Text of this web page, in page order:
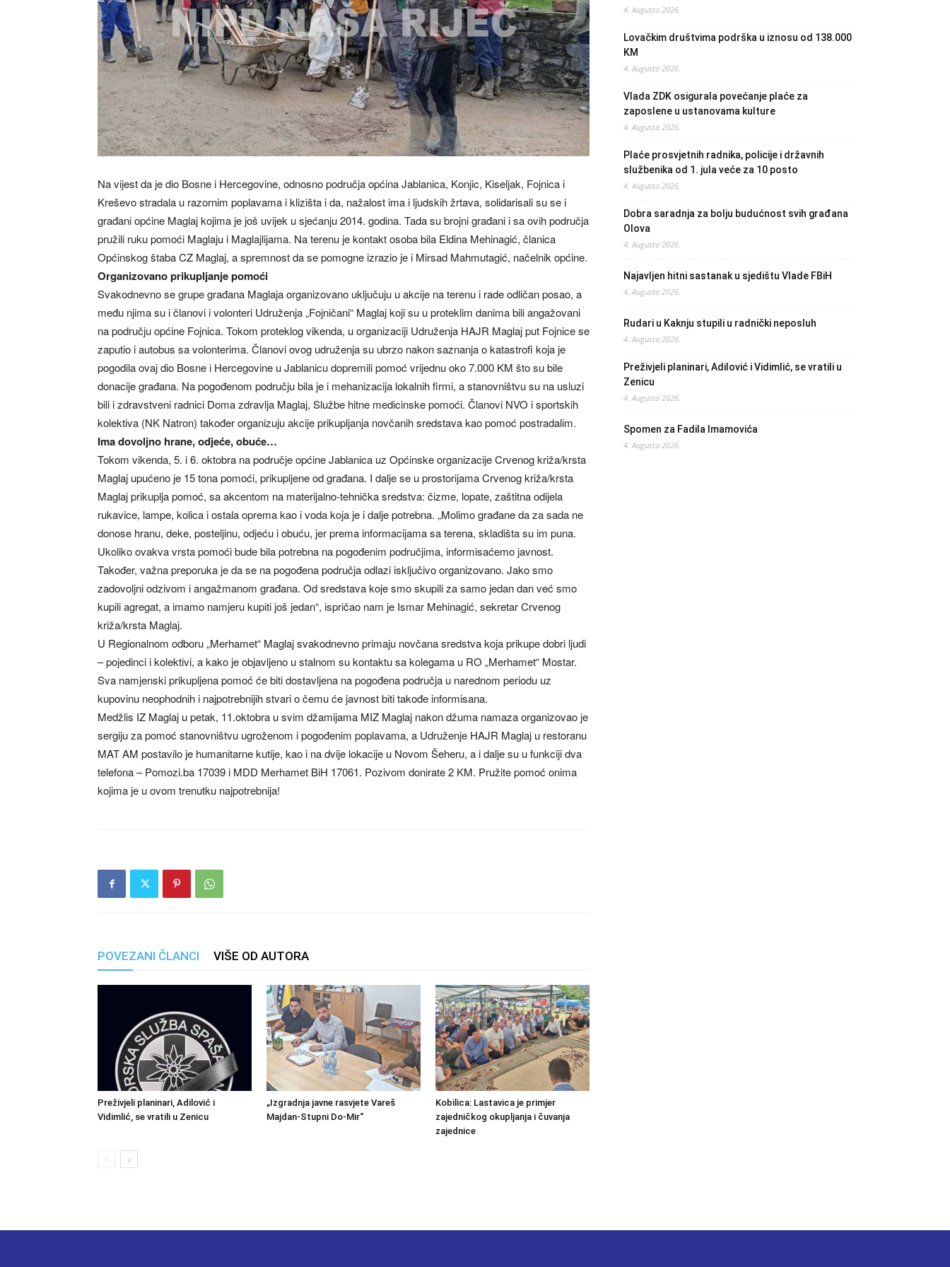
Na vijest da je dio Bosne i Hercegovine, odnosno područja općina Jablanica, Konjic, Kiseljak, Fojnica i
Kreševo stradala u razornim poplavama i klizišta i da, nažalost ima i ljudskih žrtava, solidarisali su se i
građani općine Maglaj kojima je još uvijek u sjećanju 2014. godina. Tada su brojni građani i sa ovih područja
pružili ruku pomoći Maglaju i Maglajlijama. Na terenu je kontakt osoba bila Eldina Mehinagić, članica
Općinskog štaba CZ Maglaj, a spremnost da se pomogne izrazio je i Mirsad Mahmutagić, načelnik općine.
Organizovano prikupljanje pomoći
Svakodnevno se grupe građana Maglaja organizovano uključuju u akcije na terenu i rade odličan posao, a
među njima su i članovi i volonteri Udruženja „Fojničani“ Maglaj koji su u proteklim danima bili angažovani
na području općine Fojnica. Tokom proteklog vikenda, u organizaciji Udruženja HAJR Maglaj put Fojnice se
zaputio i autobus sa volonterima. Članovi ovog udruženja su ubrzo nakon saznanja o katastrofi koja je
pogodila ovaj dio Bosne i Hercegovine u Jablanicu dopremili pomoć vrijednu oko 7.000 KM što su bile
donacije građana. Na pogođenom području bila je i mehanizacija lokalnih firmi, a stanovništvu su na usluzi
bili i zdravstveni radnici Doma zdravlja Maglaj, Službe hitne medicinske pomoći. Članovi NVO i sportskih
kolektiva (NK Natron) također organizuju akcije prikupljanja novčanih sredstava kao pomoć postradalim.
Ima dovoljno hrane, odjeće, obuće…
Tokom vikenda, 5. i 6. oktobra na područje općine Jablanica uz Općinske organizacije Crvenog križa/krsta
Maglaj upućeno je 15 tona pomoći, prikupljene od građana. I dalje se u prostorijama Crvenog križa/krsta
Maglaj prikuplja pomoć, sa akcentom na materijalno-tehnička sredstva: čizme, lopate, zaštitna odijela
rukavice, lampe, kolica i ostala oprema kao i voda koja je i dalje potrebna. „Molimo građane da za sada ne
donose hranu, deke, posteljinu, odjeću i obuću, jer prema informacijama sa terena, skladišta su im puna.
Ukoliko ovakva vrsta pomoći bude bila potrebna na pogođenim područjima, informisaćemo javnost.
Također, važna preporuka je da se na pogođena područja odlazi isključivo organizovano. Jako smo
zadovoljni odzivom i angažmanom građana. Od sredstava koje smo skupili za samo jedan dan već smo
kupili agregat, a imamo namjeru kupiti još jedan“, ispričao nam je Ismar Mehinagić, sekretar Crvenog
križa/krsta Maglaj.
U Regionalnom odboru „Merhamet“ Maglaj svakodnevno primaju novčana sredstva koja prikupe dobri ljudi
– pojedinci i kolektivi, a kako je objavljeno u stalnom su kontaktu sa kolegama u RO „Merhamet“ Mostar.
Sva namjenski prikupljena pomoć će biti dostavljena na pogođena područja u narednom periodu uz
kupovinu neophodnih i najpotrebnijih stvari o čemu će javnost biti takođe informisana.
Medžlis IZ Maglaj u petak, 11.oktobra u svim džamijama MIZ Maglaj nakon džuma namaza organizovao je
sergiju za pomoć stanovništvu ugroženom i pogođenim poplavama, a Udruženje HAJR Maglaj u restoranu
MAT AM postavilo je humanitarne kutije, kao i na dvije lokacije u Novom Šeheru, a i dalje su u funkciji dva
telefona – Pomozi.ba 17039 i MDD Merhamet BiH 17061. Pozivom donirate 2 KM. Pružite pomoć onima
kojima je u ovom trenutku najpotrebnija!
POVEZANI ČLANCI VIŠE OD AUTORA
Preživjeli planinari, Adilović i
Vidimlić, se vratili u Zenicu
„Izgradnja javne rasvjete Vareš
Majdan-Stupni Do-Mir“
Kobilica: Lastavica je primjer
zajedničkog okupljanja i čuvanja
zajednice
4. Augusta 2026.
Lovačkim društvima podrška u iznosu od 138.000
KM
4. Augusta 2026.
Vlada ZDK osigurala povećanje plaće za
zaposlene u ustanovama kulture
4. Augusta 2026.
Plaće prosvjetnih radnika, policije i državnih
službenika od 1. jula veće za 10 posto
4. Augusta 2026.
Dobra saradnja za bolju budućnost svih građana
Olova
4. Augusta 2026.
Najavljen hitni sastanak u sjedištu Vlade FBiH
4. Augusta 2026.
Rudari u Kaknju stupili u radnički neposluh
4. Augusta 2026.
Preživjeli planinari, Adilović i Vidimlić, se vratili u
Zenicu
4. Augusta 2026.
Spomen za Fadila Imamovića
4. Augusta 2026.